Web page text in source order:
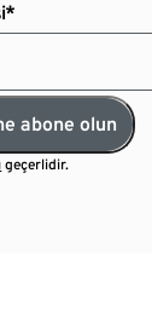
abone olun
geçerlidir.